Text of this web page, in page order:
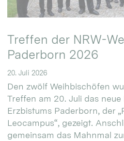
Treffen der NRW-
Paderborn 2026
20. Juli 2026
Den zwölf Weihbischöfen
Treffen am 20. Juli das
Erzbistums Paderborn, der
Leocampus“, gezeigt.
gemeinsam das Mahnmal